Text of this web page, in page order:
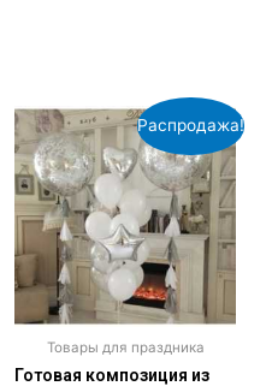
Распродажа!
Товары для праздника
Готовая композиция из